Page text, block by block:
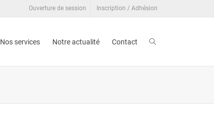
Ouverture de session Inscription / Adhésion
Nos services Notre actualité Contact